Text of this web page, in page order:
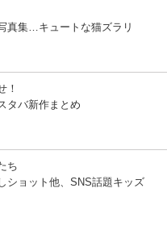
真集…キュートな猫ズラリ
！
タバ新作まとめ
ち
ショット他、SNS話題キッズ